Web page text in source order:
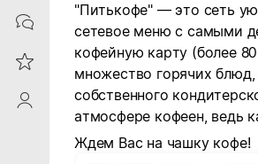
Contacts
Reviews
ProfileSaby
"Питькофе" — это сеть
сетевое меню с самыми
кофейную карту (более
множество горячих
собственного
атмосфере кофеен, ведь
Ждем Вас на чашку кофе!